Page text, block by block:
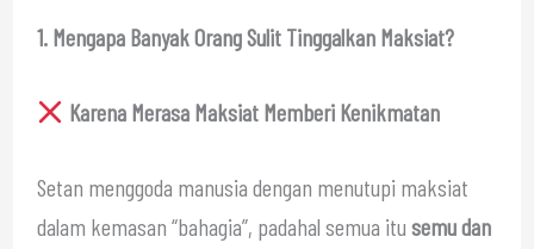
1. Mengapa Banyak Orang Sulit Tinggalkan Maksiat?
Karena Merasa Maksiat Memberi Kenikmatan
Setan menggoda manusia dengan menutupi maksiat
dalam kemasan “bahagia”, padahal semua itu semu dan